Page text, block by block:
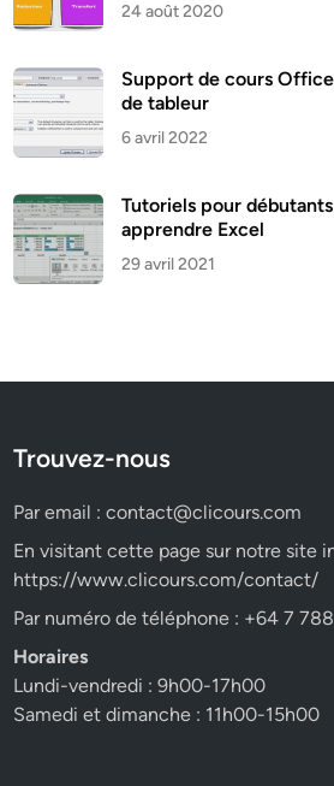
24 août 2020
Support de cours
de tableur
6 avril 2022
Tutoriels pour
apprendre Excel
29 avril 2021
Trouvez-nous
Par email :contact@clicours.com
En visitant cette page sur notre site
https://www.clicours.com/contact/
Par numéro de téléphone : +64 7
Horaires
Lundi-vendredi : 9h00-17h00
Samedi et dimanche : 11h00-15h00